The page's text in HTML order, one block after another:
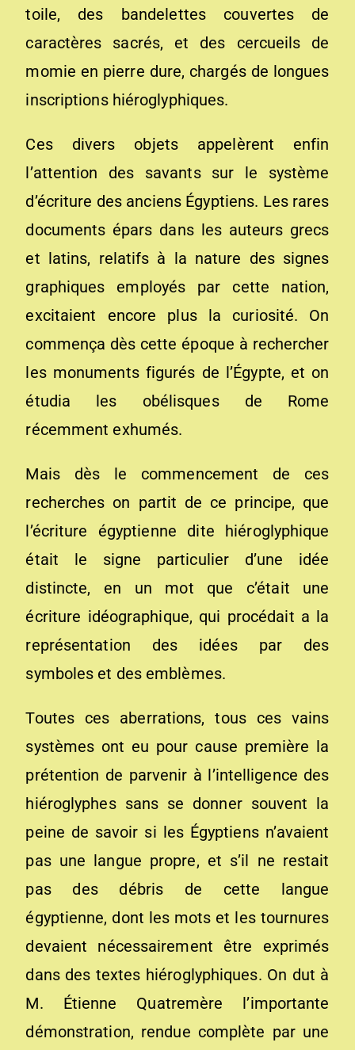
toile, des bandelettes couvertes de
caractères sacrés, et des cercueils de
momie en pierre dure, chargés de longues
inscriptions hiéroglyphiques.
Ces divers objets appelèrent enfin
l’attention des savants sur le système
d’écriture des anciens Égyptiens. Les rares
documents épars dans les auteurs grecs
et latins, relatifs à la nature des signes
graphiques employés par cette nation,
excitaient encore plus la curiosité. On
commença dès cette époque à rechercher
les monuments figurés de l’Égypte, et on
étudia les obélisques de Rome
récemment exhumés.
Mais dès le commencement de ces
recherches on partit de ce principe, que
l’écriture égyptienne dite hiéroglyphique
était le signe particulier d’une idée
distincte, en un mot que c’était une
écriture idéographique, qui procédait a la
représentation des idées par des
symboles et des emblèmes.
Toutes ces aberrations, tous ces vains
systèmes ont eu pour cause première la
prétention de parvenir à l’intelligence des
hiéroglyphes sans se donner souvent la
peine de savoir si les Égyptiens n’avaient
pas une langue propre, et s’il ne restait
pas des débris de cette langue
égyptienne, dont les mots et les tournures
devaient nécessairement être exprimés
dans des textes hiéroglyphiques. On dut à
M. Étienne Quatremère l’importante
démonstration, rendue complète par une